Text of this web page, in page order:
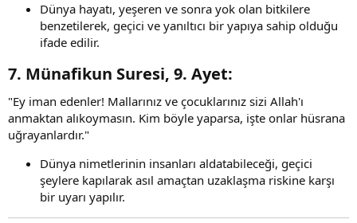
Dünya hayatı, yeşeren ve sonra yok olan bitkilere
benzetilerek, geçici ve yanıltıcı bir yapıya sahip olduğu
ifade edilir.
7. Münafikun Suresi, 9. Ayet:​
"Ey iman edenler! Mallarınız ve çocuklarınız sizi Allah'ı
anmaktan alıkoymasın. Kim böyle yaparsa, işte onlar hüsrana
uğrayanlardır."
Dünya nimetlerinin insanları aldatabileceği, geçici
şeylere kapılarak asıl amaçtan uzaklaşma riskine karşı
bir uyarı yapılır.